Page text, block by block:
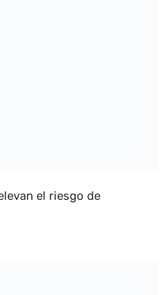
el riesgo de